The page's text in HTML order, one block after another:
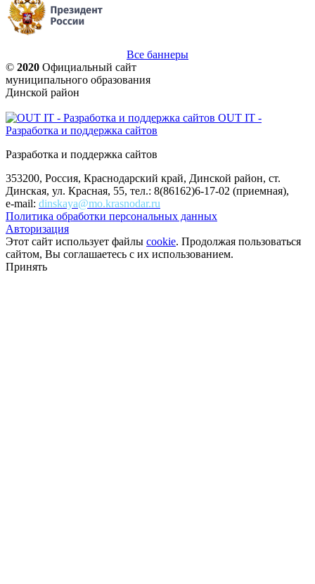
Все баннеры
© 2020 Официальный сайт
муниципального образования
Динской район
OUT IT -
Разработка и поддержка сайтов
Разработка и поддержка сайтов
353200, Россия, Краснодарский край, Динской район, ст.
Динская, ул. Красная, 55, тел.: 8(86162)6-17-02 (приемная),
e-mail: dinskaya@mo.krasnodar.ru
Политика обработки персональных данных
Авторизация
Этот сайт использует файлы cookie. Продолжая пользоваться
сайтом, Вы соглашаетесь с их использованием.
Принять